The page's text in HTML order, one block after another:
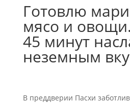
Готовлю
мясо и
45 минут
неземным
В преддверии Пасхи